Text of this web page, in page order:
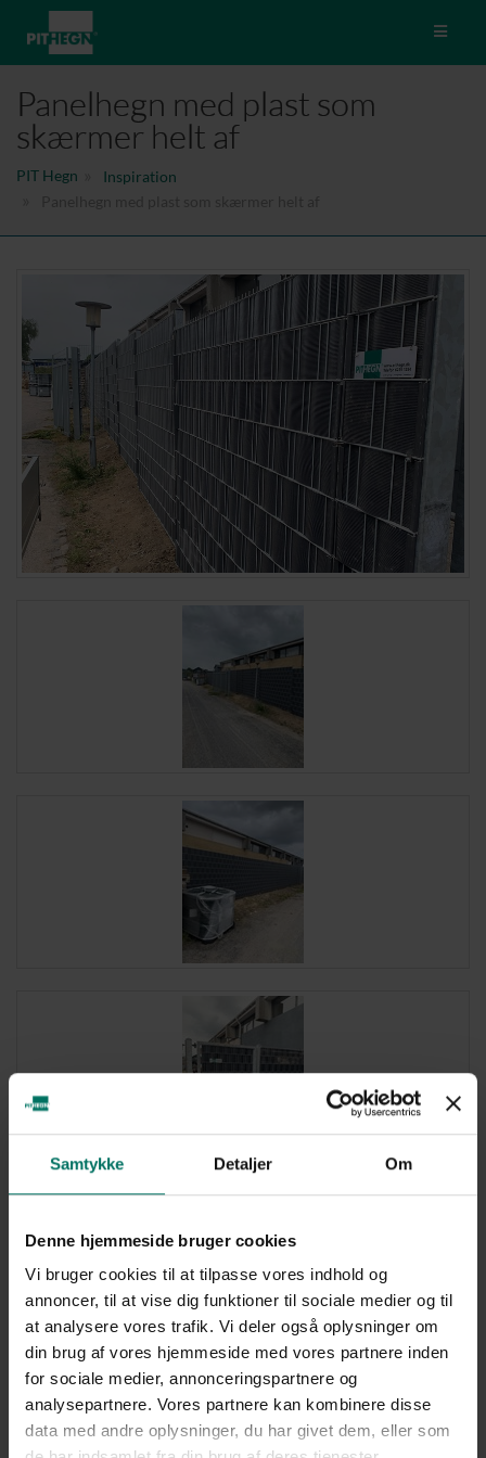
Samtykke Detaljer Om
Denne hjemmeside bruger cookies
Vi bruger cookies til at tilpasse vores indhold og
annoncer, til at vise dig funktioner til sociale medier og til
at analysere vores trafik. Vi deler også oplysninger om
din brug af vores hjemmeside med vores partnere inden
for sociale medier, annonceringspartnere og
analysepartnere. Vores partnere kan kombinere disse
data med andre oplysninger, du har givet dem, eller som
Toggle
Panelhegn med plast som
skærmer helt af
PIT Hegn
Inspiration
Det stærkeste hegn til erhverv –
panelhegn